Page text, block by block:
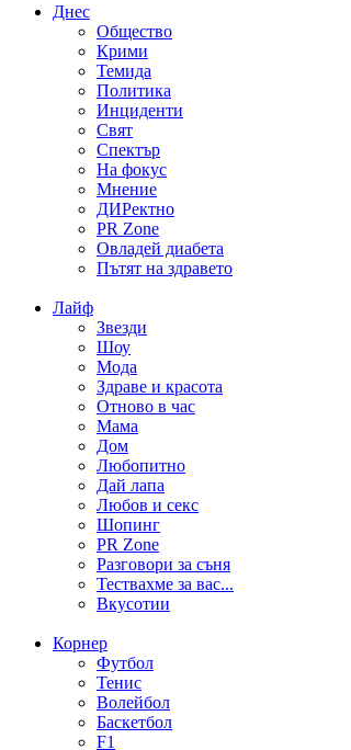
Днес
Общество
Крими
Темида
Политика
Инциденти
Свят
Спектър
На фокус
Мнение
ДИРектно
PR Zone
Овладей диабета
Пътят на здравето
Лайф
Звезди
Шоу
Мода
Здраве и красота
Отново в час
Мама
Дом
Любопитно
Дай лапа
Любов и секс
Шопинг
PR Zone
Разговори за съня
Тествахме за вас...
Вкусотии
Корнер
Футбол
Тенис
Волейбол
Баскетбол
F1